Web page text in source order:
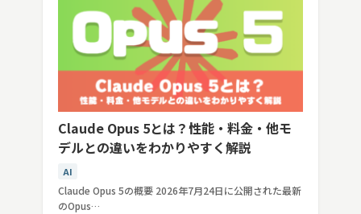
Claude Opus 5とは？性能・料金・他モ
デルとの違いをわかりやすく解説
AI
Claude Opus 5の概要 2026年7月24日に公開された最新
のOpus…